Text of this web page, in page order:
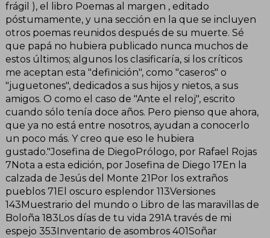
frágil ), el libro Poemas al margen , editado
póstumamente, y una sección en la que se incluyen
otros poemas reunidos después de su muerte. Sé
que papá no hubiera publicado nunca muchos de
estos últimos; algunos los clasificaría, si los críticos
me aceptan esta "definición", como "caseros" o
"juguetones", dedicados a sus hijos y nietos, a sus
amigos. O como el caso de "Ante el reloj", escrito
cuando sólo tenía doce años. Pero pienso que ahora,
que ya no está entre nosotros, ayudan a conocerlo
un poco más. Y creo que eso le hubiera
gustado."Josefina de DiegoPrólogo, por Rafael Rojas
7Nota a esta edición, por Josefina de Diego 17En la
calzada de Jesús del Monte 21Por los extraños
pueblos 71El oscuro esplendor 113Versiones
143Muestrario del mundo o Libro de las maravillas de
Boloña 183Los días de tu vida 291A través de mi
espejo 353Inventario de asombros 401Soñar